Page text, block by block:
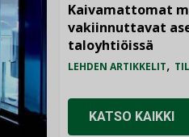
Kaivamattomat
vakiinnuttavat
taloyhtiöissä
LEHDEN ARTIKKELIT,
KATSO KAIKKI